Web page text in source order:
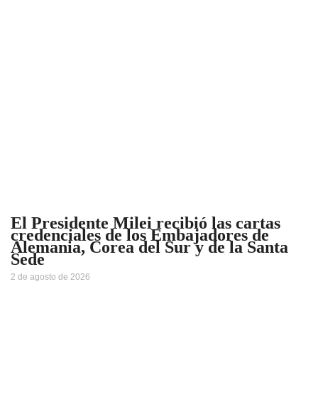
El Presidente Milei recibió las cartas
credenciales de los Embajadores de
Alemania, Corea del Sur y de la Santa
Sede
2 de agosto de 2026